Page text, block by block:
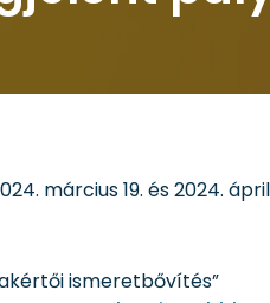
március 19. és 2024.
ismeretbővítés”